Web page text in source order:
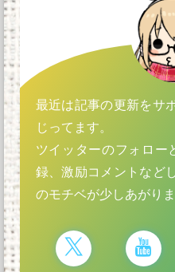
最近は記事の更新をサ
じってます。
ツイッターのフォロー
録、激励コメントなど
のモチベが少しあがりま